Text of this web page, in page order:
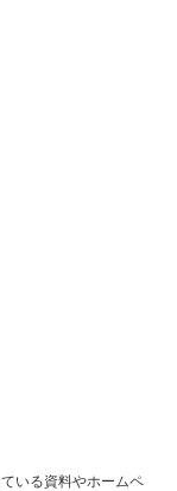
いる資料やホームペ